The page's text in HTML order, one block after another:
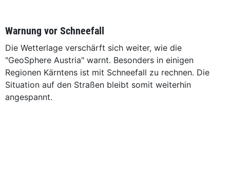
Warnung vor Schneefall
Die Wetterlage verschärft sich weiter, wie die
"GeoSphere Austria" warnt. Besonders in einigen
Regionen Kärntens ist mit Schneefall zu rechnen. Die
Situation auf den Straßen bleibt somit weiterhin
angespannt.